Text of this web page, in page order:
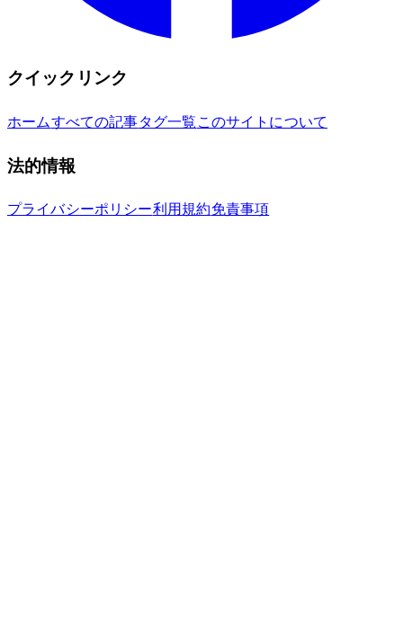
クイックリンク
ホームすべての記事タグ一覧 このサイトについて
法的情報
プライバシーポリシー利用規約免責事項